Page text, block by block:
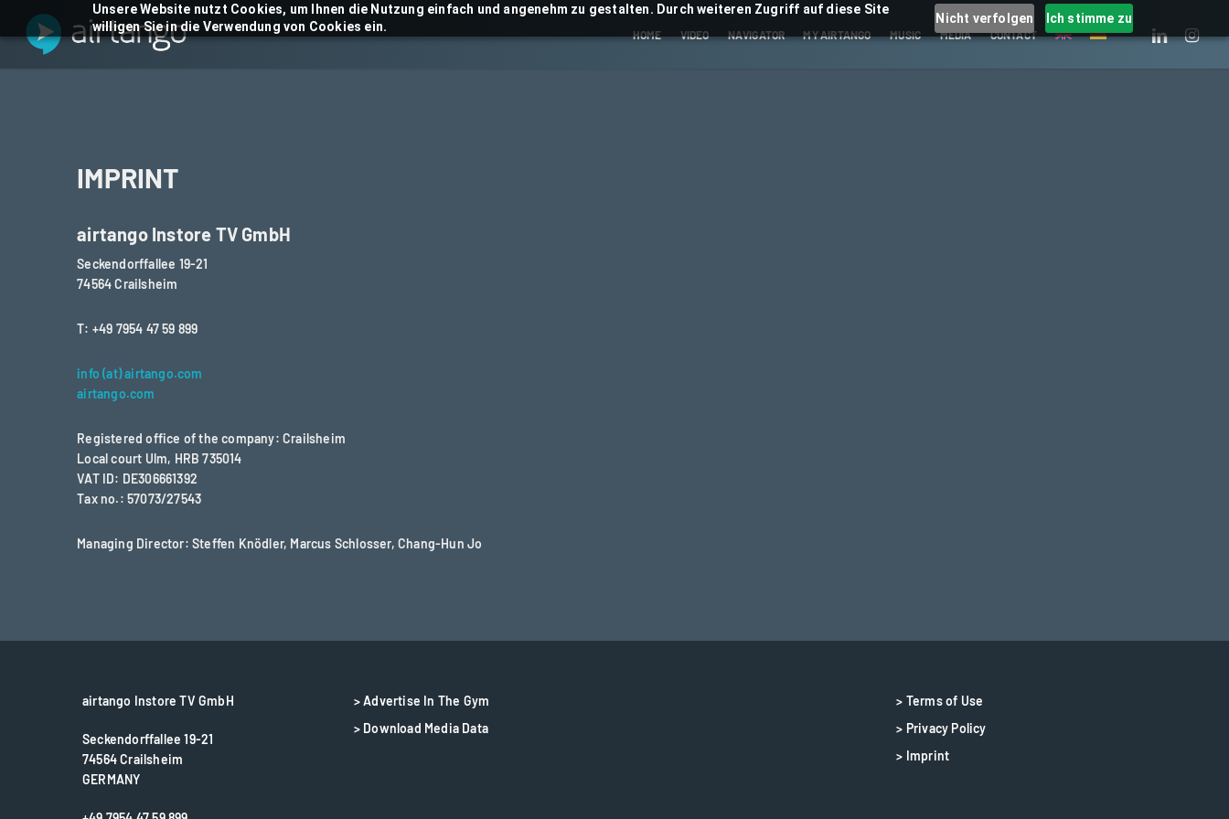
Unsere Website nutzt Cookies, um Ihnen die Nutzung einfach und angenehm zu gestalten. Durch weiteren Zugriff auf diese Site
willigen Sie in die Verwendung von Cookies ein.
Nicht verfolgen Ich stimme zu
content
HOME VIDEO NAVIGATOR MY AIRTANGO MUSIC MEDIA CONTACT LINKEDIN
IMPRINT
airtango Instore TV GmbH
Seckendorffallee 19-21
74564 Crailsheim
T: +49 7954 47 59 899
info (at) airtango.com
airtango.com
Registered office of the company: Crailsheim
Local court Ulm, HRB 735014
VAT ID: DE306661392
Tax no.: 57073/27543
Managing Director: Steffen Knödler, Marcus Schlosser, Chang-Hun Jo
airtango Instore TV GmbH
Seckendorffallee 19-21
74564 Crailsheim
GERMANY
> Advertise In The Gym
> Download Media Data
> Terms of Use
> Privacy Policy
> Imprint